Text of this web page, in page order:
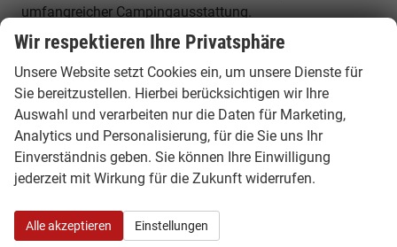
umfangreicher Campingausstattung.
VW California eHybrid
Plug-in-Hybrid für effizientes Fahren und elektrische
Unterstützung im Alltag.
Alltag & Vanlife
Der VW California ist sowohl Camper als auch
Reisende gleichermaßen und ermöglicht spontane Trips
ohne zusätzliche Planung.
Wir respektieren Ihre Privatsphäre
Unsere Website setzt Cookies ein, um unsere Dienste für
Sie bereitzustellen. Hierbei berücksichtigen wir Ihre
Auswahl und verarbeiten nur die Daten für Marketing,
Analytics und Personalisierung, für die Sie uns Ihr
Einverständnis geben. Sie können Ihre Einwilligung
jederzeit mit Wirkung für die Zukunft widerrufen.
Alle akzeptieren Einstellungen